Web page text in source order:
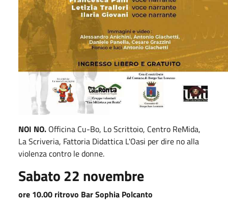
NOI NO. Officina Cu-Bo, Lo Scrittoio, Centro ReMida,
La Scriveria, Fattoria Didattica L'Oasi per dire no alla
violenza contro le donne.
Sabato 22 novembre
ore 10.00 ritrovo Bar Sophia Polcanto